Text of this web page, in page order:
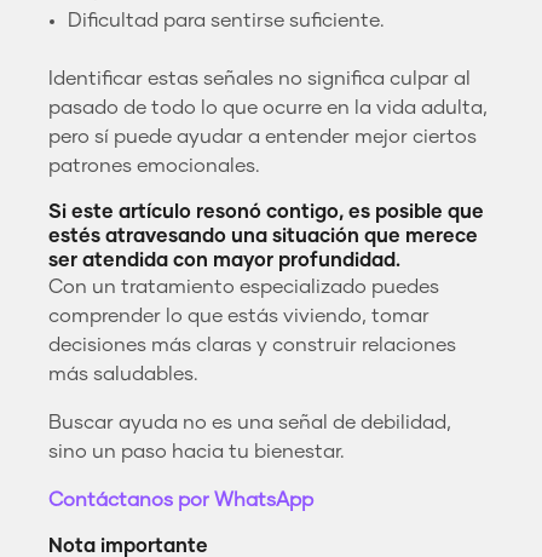
Dificultad para sentirse suficiente.
Identificar estas señales no significa culpar al
pasado de todo lo que ocurre en la vida adulta,
pero sí puede ayudar a entender mejor ciertos
patrones emocionales.
Si este artículo resonó contigo, es posible que
estés atravesando una situación que merece
ser atendida con mayor profundidad.
Con un tratamiento especializado puedes
comprender lo que estás viviendo, tomar
decisiones más claras y construir relaciones
más saludables.
Buscar ayuda no es una señal de debilidad,
sino un paso hacia tu bienestar.
Contáctanos por WhatsApp
Nota importante